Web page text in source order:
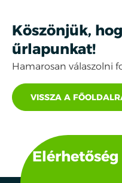
Köszönjük,
űrlapunkat!
Hamarosan válaszolni
VISSZA A
Elérhetőség